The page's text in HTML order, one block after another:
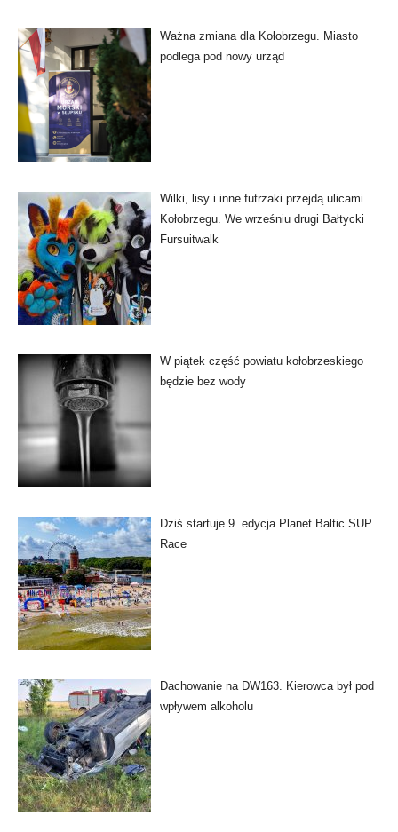
Ważna zmiana dla Kołobrzegu. Miasto
podlega pod nowy urząd
Wilki, lisy i inne futrzaki przejdą ulicami
Kołobrzegu. We wrześniu drugi Bałtycki
Fursuitwalk
W piątek część powiatu kołobrzeskiego
będzie bez wody
Dziś startuje 9. edycja Planet Baltic SUP
Race
Dachowanie na DW163. Kierowca był pod
wpływem alkoholu